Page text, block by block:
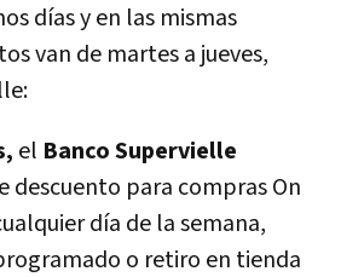
días y en las mismas
van de martes a jueves,
el Banco Supervielle
descuento para compras On
día de la semana,
o retiro en tienda